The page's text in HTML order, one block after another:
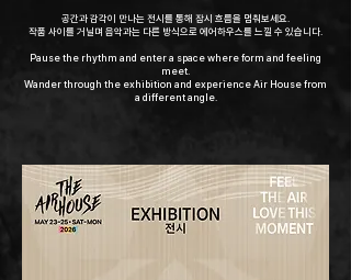
공간과 감각이 만나는 전시를 통해 잠시 흐름을 멈춰보세요.
작품 사이를 거닐며 음악과는 다른 방식으로 에어하우스를 느낄 수 있습니다.
Pause the rhythm and enter a space where form and feeling
meet.
Wander through the exhibition and experience Air House from
a different angle.